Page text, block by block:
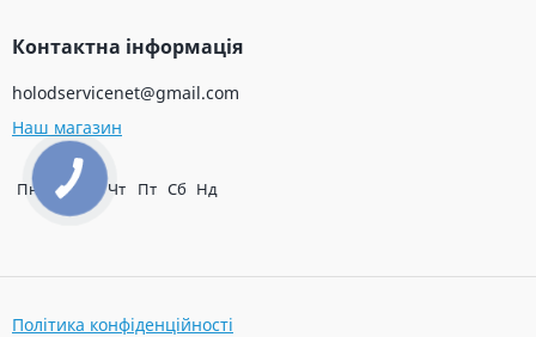
Контактна інформація
holodservicenet@gmail.com
Наш магазин
Пн Вт Ср Чт Пт Сб Нд
Політика конфіденційності